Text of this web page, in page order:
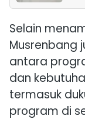
Selain
Musrenbang
antara
dan
termasuk
program di